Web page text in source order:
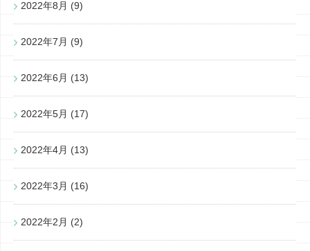
2022年8月 (9)
2022年7月 (9)
2022年6月 (13)
2022年5月 (17)
2022年4月 (13)
2022年3月 (16)
2022年2月 (2)